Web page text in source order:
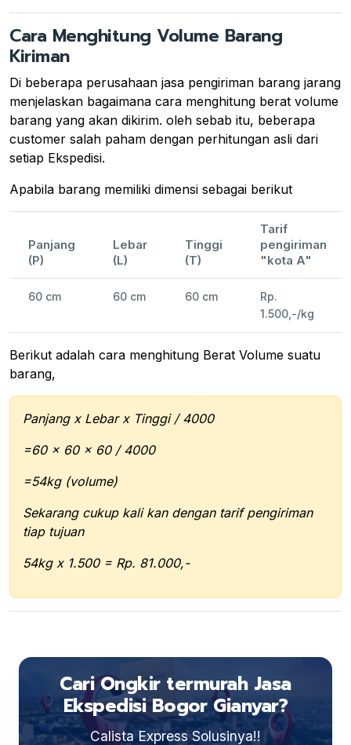
Cara Menghitung Volume Barang
Kiriman
Di beberapa perusahaan jasa pengiriman barang jarang
menjelaskan bagaimana cara menghitung berat volume
barang yang akan dikirim. oleh sebab itu, beberapa
customer salah paham dengan perhitungan asli dari
setiap Ekspedisi.
Apabila barang memiliki dimensi sebagai berikut
Panjang
(P)
Lebar
(L)
Tinggi
(T)
Tarif
pengiriman
"kota A"
60 cm 60 cm 60 cm
Rp.
1.500,-/kg
Berikut adalah cara menghitung Berat Volume suatu
barang,
Panjang x Lebar x Tinggi / 4000
=60 x 60 x 60 / 4000
=54kg (volume)
Sekarang cukup kali kan dengan tarif pengiriman
tiap tujuan
54kg x 1.500 = Rp. 81.000,-
Cari Ongkir termurah Jasa
Ekspedisi Bogor Gianyar?
Calista Express Solusinya!!